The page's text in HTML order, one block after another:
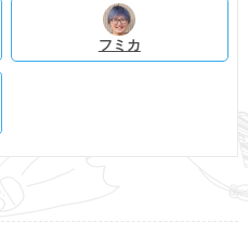
フミカ